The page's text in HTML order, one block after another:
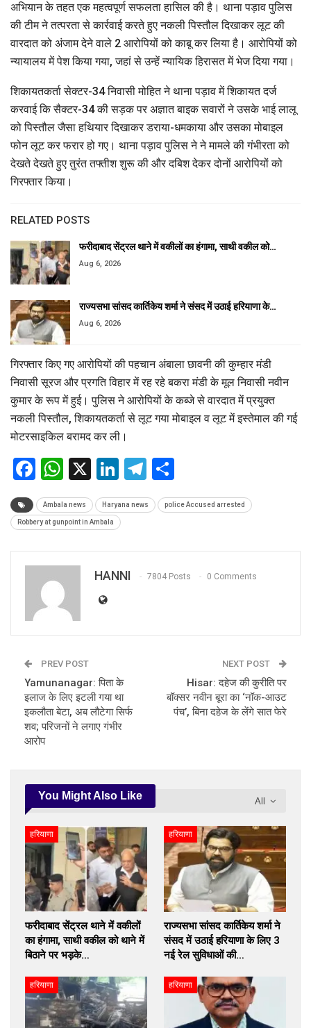
अभियान के तहत एक महत्वपूर्ण सफलता हासिल की है। थाना पड़ाव पुलिस
की टीम ने तत्परता से कार्रवाई करते हुए नकली पिस्तौल दिखाकर लूट की
वारदात को अंजाम देने वाले 2 आरोपियों को काबू कर लिया है। आरोपियों को
न्यायालय में पेश किया गया, जहां से उन्हें न्यायिक हिरासत में भेज दिया गया।
शिकायतकर्ता सेक्टर-34 निवासी मोहित ने थाना पड़ाव में शिकायत दर्ज
करवाई कि सैक्टर-34 की सड़क पर अज्ञात बाइक सवारों ने उसके भाई लालू
को पिस्तौल जैसा हथियार दिखाकर डराया-धमकाया और उसका मोबाइल
फोन लूट कर फरार हो गए। थाना पड़ाव पुलिस ने ने मामले की गंभीरता को
देखते देखते हुए तुरंत तफ्तीश शुरू की और दबिश देकर दोनों आरोपियों को
गिरफ्तार किया।
RELATED POSTS
फरीदाबाद सेंट्रल थाने में वकीलों का हंगामा, साथी वकील को…
Aug 6, 2026
राज्यसभा सांसद कार्तिकेय शर्मा ने संसद में उठाई हरियाणा के…
Aug 6, 2026
गिरफ्तार किए गए आरोपियों की पहचान अंबाला छावनी की कुम्हार मंडी
निवासी सूरज और प्रगति विहार में रह रहे बकरा मंडी के मूल निवासी नवीन
कुमार के रूप में हुई। पुलिस ने आरोपियों के कब्जे से वारदात में प्रयुक्त
नकली पिस्तौल, शिकायतकर्ता से लूट गया मोबाइल व लूट में इस्तेमाल की गई
मोटरसाइकिल बरामद कर ली।
Facebook
WhatsApp
X LinkedIn
Telegram
Ambala news Haryana news police Accused arrested
Robbery at gunpoint in Ambala
HANNI 7804 Posts 0 Comments
PREV POST
Yamunanagar: पिता के
इलाज के लिए इटली गया था
इकलौता बेटा, अब लौटेगा सिर्फ
शव; परिजनों ने लगाए गंभीर
आरोप
NEXT POST
Hisar: दहेज की कुरीति पर
बॉक्सर नवीन बूरा का ‘नॉक-आउट
पंच’, बिना दहेज के लेंगे सात फेरे
All
You Might Also Like
हरियाणा
फरीदाबाद सेंट्रल थाने में वकीलों
का हंगामा, साथी वकील को थाने में
बिठाने पर भड़के…
हरियाणा
राज्यसभा सांसद कार्तिकेय शर्मा ने
संसद में उठाई हरियाणा के लिए 3
नई रेल सुविधाओं की…
हरियाणा हरियाणा